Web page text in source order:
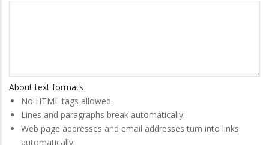
About text formats
No HTML tags allowed.
Lines and paragraphs break automatically.
Web page addresses and email addresses turn into links
automatically.